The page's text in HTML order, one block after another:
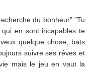
du bonheur" "Tu
en sont incapables te
quelque chose, bats
suivre ses rêves et
mais le jeu en vaut la